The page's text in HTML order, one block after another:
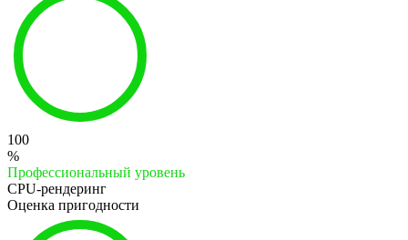
100
%
Профессиональный уровень
CPU-рендеринг
Оценка пригодности